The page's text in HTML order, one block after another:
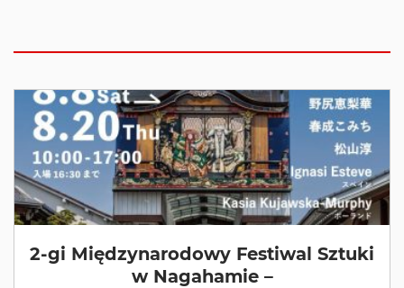
2-gi Międzynarodowy Festiwal Sztuki
w Nagahamie –